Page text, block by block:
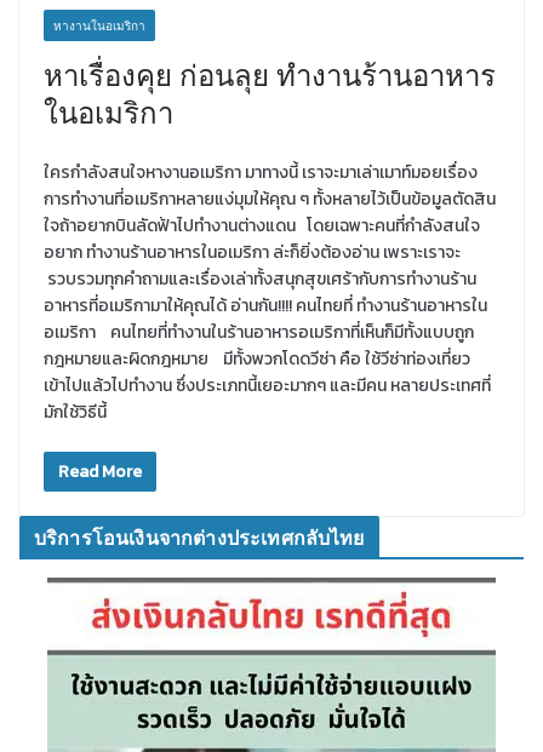
หางานในอเมริกา
หาเรื่องคุย ก่อนลุย ทำงานร้านอาหาร
ในอเมริกา
ใครกำลังสนใจหางานอเมริกา มาทางนี้ เราจะมาเล่าเมาท์มอยเรื่อง
การทำงานที่อเมริกาหลายแง่มุมให้คุณ ๆ ทั้งหลายไว้เป็นข้อมูลตัดสิน
ใจถ้าอยากบินลัดฟ้าไปทำงานต่างแดน โดยเฉพาะคนที่กำลังสนใจ
อยาก ทำงานร้านอาหารในอเมริกา ล่ะก็ยิ่งต้องอ่าน เพราะเราจะ
รวบรวมทุกคำถามและเรื่องเล่าทั้งสนุกสุขเศร้ากับการทำงานร้าน
อาหารที่อเมริกามาให้คุณได้ อ่านกัน!!!! คนไทยที่ ทำงานร้านอาหารใน
อเมริกา คนไทยที่ทำงานในร้านอาหารอเมริกาที่เห็นก็มีทั้งแบบถูก
กฎหมายและผิดกฎหมาย มีทั้งพวกโดดวีซ่า คือ ใช้วีซ่าท่องเที่ยว
เข้าไปแล้วไปทำงาน ซึ่งประเภทนี้เยอะมากๆ และมีคน หลายประเทศที่
มักใช้วิธีนี้
Read More
บริการโอนเงินจากต่างประเทศกลับไทย